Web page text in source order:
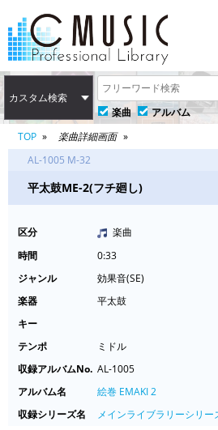
カスタム検索
楽曲
アルバム
TOP
楽曲詳細画面
AL-1005 M-32
平太鼓ME-2(フチ廻し)
区分
楽曲
時間
0:33
ジャンル
効果音(SE)
楽器
平太鼓
キー
テンポ
ミドル
収録アルバムNo. AL-1005
アルバム名
絵巻 EMAKI 2
収録シリーズ名
メインライブラリーシリー